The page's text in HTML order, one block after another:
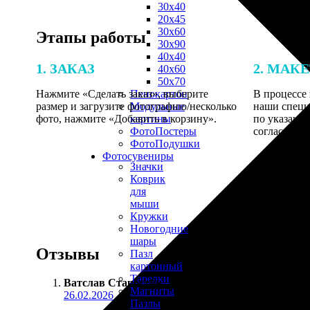
30х40
20х45
30х60
30х90
40х40
40х60
50х70
Пенокартон
Модульные
картины
ФотоПостеры
ФотоПодушки
Фотоcувениры
Значки
Коврик
для
мыши
Кружки
Новогодние
шары
Пазл
картонный
Тарелки
Магниты
Пазлы
Этапы работы
1. ЗАКАЗ
Нажмите «Сделать заказ», выберите
размер и загрузите фотографию/несколько
фото, нажмите «Добавить в корзину».
2.
В процессе
наши
по
Отзывы
Ватслав Старостин :
26.02.2026